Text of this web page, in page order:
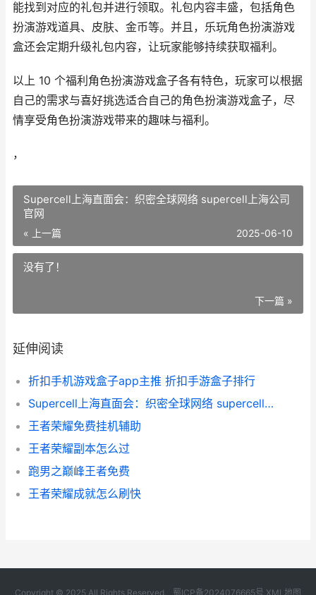
能找到对应的礼包并进行领取。礼包内容丰盛，包括角色
扮演游戏道具、皮肤、金币等。并且，乐玩角色扮演游戏
盒还会定期升级礼包内容，让玩家能够持续获取福利。
以上 10 个福利角色扮演游戏盒子各有特色，玩家可以根据
自己的需求与喜好挑选适合自己的角色扮演游戏盒子，尽
情享受角色扮演游戏带来的趣味与福利。
，
Supercell上海直面会：织密全球网络 supercell上海公司
官网
« 上一篇 2025-06-10
没有了！
下一篇 »
延伸阅读
折扣手机游戏盒子app主推 折扣手游盒子排行
Supercell上海直面会：织密全球网络 supercell上海公司官网
王者荣耀免费挂机辅助
王者荣耀副本怎么过
跑男之巅峰王者免费
王者荣耀成就怎么刷快
Copyright © 2025 All Rights Reserved. 蜀ICP备2024076665号 XML地图